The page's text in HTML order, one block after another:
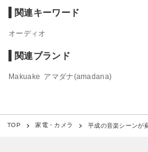
関連キーワード
オーディオ
関連ブランド
Makuake アマダナ(amadana)
TOP 家電・カメラ 平成の音楽シーンが